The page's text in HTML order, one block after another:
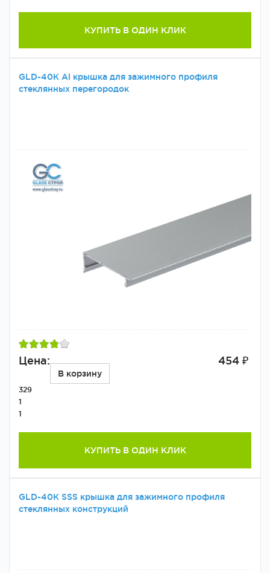
КУПИТЬ В ОДИН КЛИК
GLD-40К Al крышка для зажимного профиля
стеклянных перегородок
Цена: 454 ₽
В корзину
329
1
1
КУПИТЬ В ОДИН КЛИК
GLD-40К SSS крышка для зажимного профиля
стеклянных конструкций